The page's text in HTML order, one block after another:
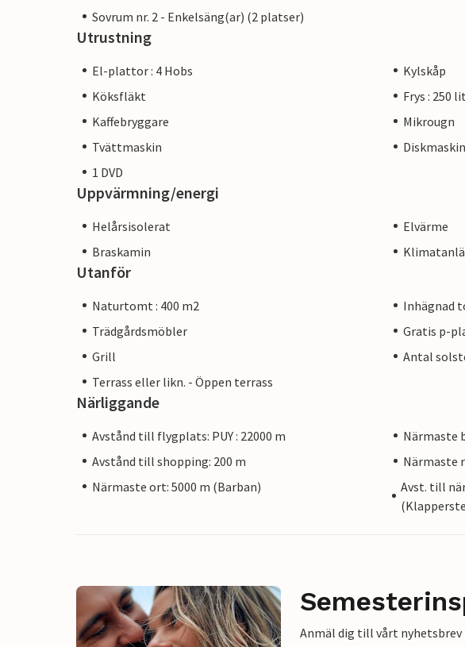
Sovrum nr. 2 - Enkelsäng(ar) (2 platser)
Utrustning
El-plattor : 4 Hobs
Kylskåp
Köksfläkt
Frys : 250
Kaffebryggare
Mikrougn
Tvättmaskin
Diskmaskin
1 DVD
Uppvärmning/energi
Helårsisolerat
Elvärme
Braskamin
Utanför
Naturtomt : 400 m2
Inhägnad
Trädgårdsmöbler
Gratis p-
Grill
Antal
Terrass eller likn. - Öppen terrass
Närliggande
Avstånd till flygplats: PUY : 22000 m
Närmaste
Avstånd till shopping: 200 m
Närmaste
Närmaste ort: 5000 m (Barban)
Avst. till
Anmäl dig till vårt